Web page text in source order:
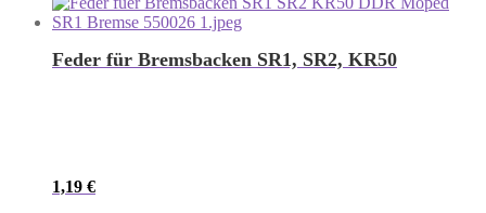
Feder für Bremsbacken SR1, SR2, KR50
1,19 €